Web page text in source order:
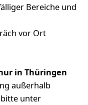
Bereiche und
vor Ort
in Thüringen
außerhalb
unter